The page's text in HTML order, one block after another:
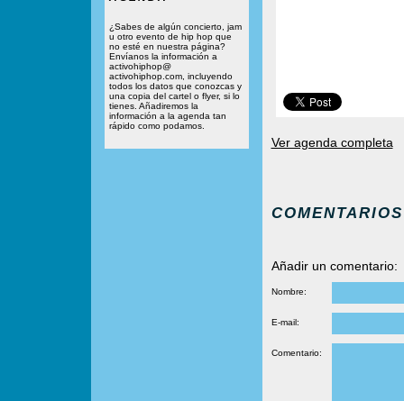
¿Sabes de algún concierto, jam
u otro evento de hip hop que
no esté en nuestra página?
Envíanos la información a
activohiphop@
activohiphop.com, incluyendo
todos los datos que conozcas y
una copia del cartel o flyer, si lo
tienes. Añadiremos la
información a la agenda tan
rápido como podamos.
Ver agenda completa
COMENTARIOS
Añadir un comentario:
Nombre:
E-mail:
Comentario: